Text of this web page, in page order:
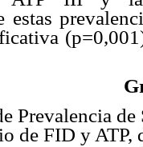
estas
Prevalencia
de FID y ATP,